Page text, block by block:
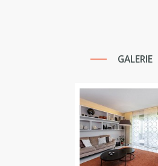
GALERIE